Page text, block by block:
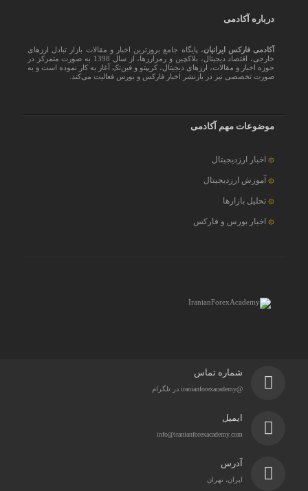
درباره آکادمی
آکادمی فارکس ایرانیان، پایگاه جامع بروزترین اخبار و مقالات بازار تبادل ارزهای
خارجی، اقتصاد دیجیتال، بلاکچین و رمزارزها، از سال 1398 به صورت متمرکز در
حوزه اخبار و مقالات، ارزهای‌ دیجیتال، کریپتو و فین‌تک آغاز به کار نموده است و به
صورت تخصصی نیز در بازنشر اخبار فارکس و بورس فعالیت می‌کند.
موضوعات مهم آکادمی
اخبار ارزدیجیتال
آموزش ارزدیجیتال
تحلیل بازارها
اخبار بورس و فارکس
شماره تماس
@iranianforexacademy در تلگرام
ایمیل
info@iranianforexacademy.com
آدرس
ایران، تهران